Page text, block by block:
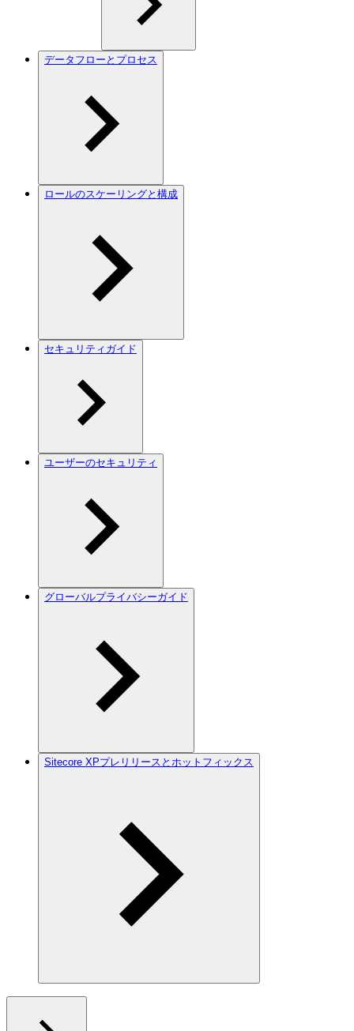
データフローとプロセス
ロールのスケーリングと構成
セキュリティガイド
ユーザーのセキュリティ
グローバルプライバシーガイド
Sitecore XPプレリリースとホットフィックス